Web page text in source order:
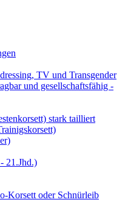
TV und Transgender
und gesellschaftsfähig -
stark tailliert
21.Jhd.)
Korsett oder Schnürleib